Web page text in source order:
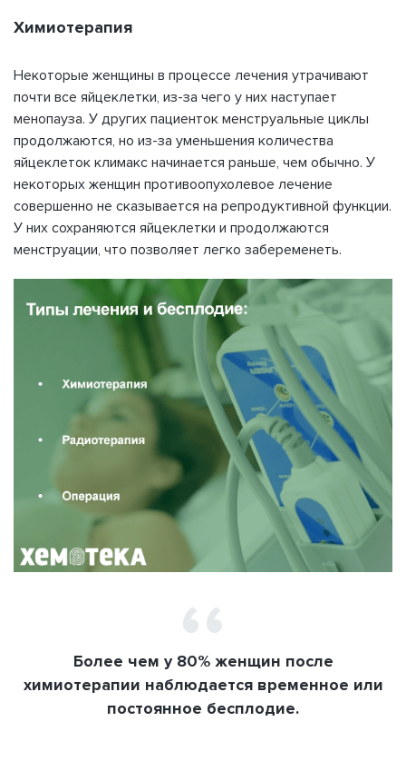
Химиотерапия
Некоторые женщины в процессе лечения утрачивают
почти все яйцеклетки, из-за чего у них наступает
менопауза. У других пациенток менструальные циклы
продолжаются, но из-за уменьшения количества
яйцеклеток климакс начинается раньше, чем обычно. У
некоторых женщин противоопухолевое лечение
совершенно не сказывается на репродуктивной функции.
У них сохраняются яйцеклетки и продолжаются
менструации, что позволяет легко забеременеть.
Более чем у 80% женщин после
химиотерапии наблюдается временное или
постоянное бесплодие.